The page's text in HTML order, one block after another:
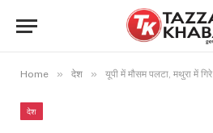
Home » देश » यूपी में मौसम पलटा, मथुरा में
देश